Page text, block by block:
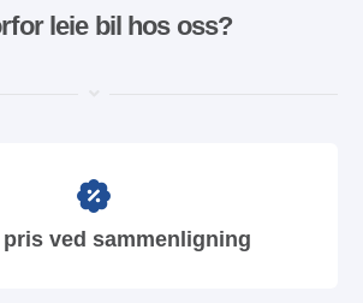
leie bil hos oss?
pris ved sammenligning